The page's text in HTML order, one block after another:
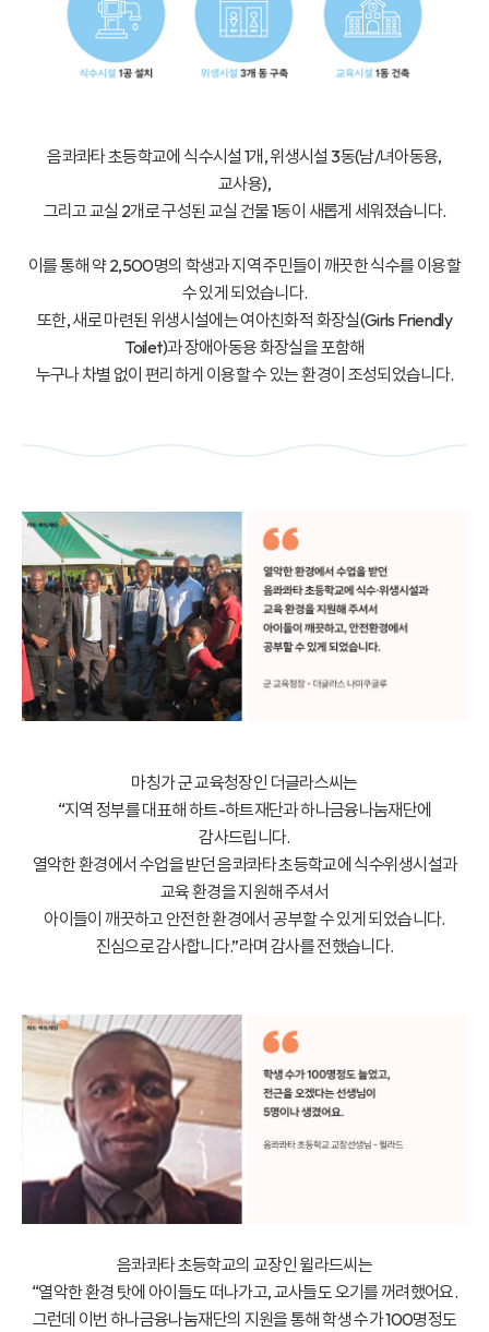
음콰콰타 초등학교에 식수시설 1개, 위생시설 3동(남/녀아동용,
교사용),
그리고 교실 2개로 구성된 교실 건물 1동이 새롭게 세워졌습니다.
이를 통해 약 2,500명의 학생과 지역 주민들이 깨끗한 식수를 이용할
수 있게 되었습니다.
또한, 새로 마련된 위생시설에는 여아친화적 화장실(Girls Friendly
Toilet)과 장애아동용 화장실을 포함해
누구나 차별 없이 편리하게 이용할 수 있는 환경이 조성되었습니다.
마칭가 군 교육청장인 더글라스씨는
“지역 정부를 대표해 하트-하트재단과 하나금융나눔재단에
감사드립니다.
열악한 환경에서 수업을 받던 음콰콰타 초등학교에 식수·위생시설과
교육 환경을 지원해 주셔서
아이들이 깨끗하고 안전한 환경에서 공부할 수 있게 되었습니다.
진심으로 감사합니다.”라며 감사를 전했습니다.
음콰콰타 초등학교의 교장인 윌라드씨는
“열악한 환경 탓에 아이들도 떠나가고, 교사들도 오기를 꺼려했어요.
그런데 이번 하나금융나눔재단의 지원을 통해 학생 수가 100명정도